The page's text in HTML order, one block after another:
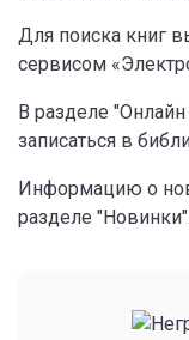
Для поиска книг
сервисом
В разделе
записаться в
Информацию о
разделе "Новинки".